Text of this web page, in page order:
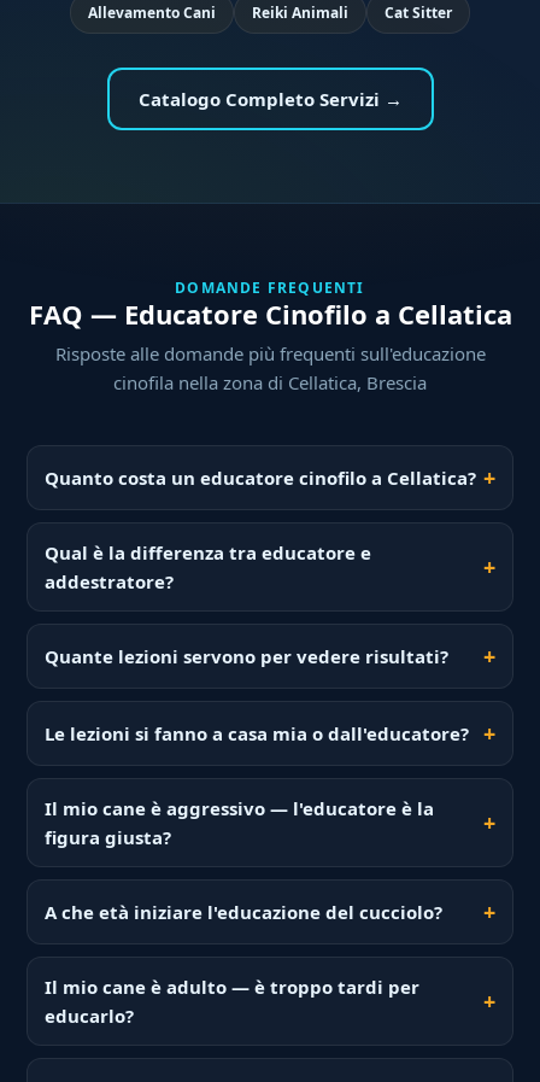
Allevamento Cani Reiki Animali Cat Sitter
Catalogo Completo Servizi →
DOMANDE FREQUENTI
FAQ — Educatore Cinofilo a Cellatica
Risposte alle domande più frequenti sull'educazione
cinofila nella zona di Cellatica, Brescia
Quanto costa un educatore cinofilo a Cellatica?
Qual è la differenza tra educatore e
addestratore?
Quante lezioni servono per vedere risultati?
Le lezioni si fanno a casa mia o dall'educatore?
Il mio cane è aggressivo — l'educatore è la
figura giusta?
A che età iniziare l'educazione del cucciolo?
Il mio cane è adulto — è troppo tardi per
educarlo?